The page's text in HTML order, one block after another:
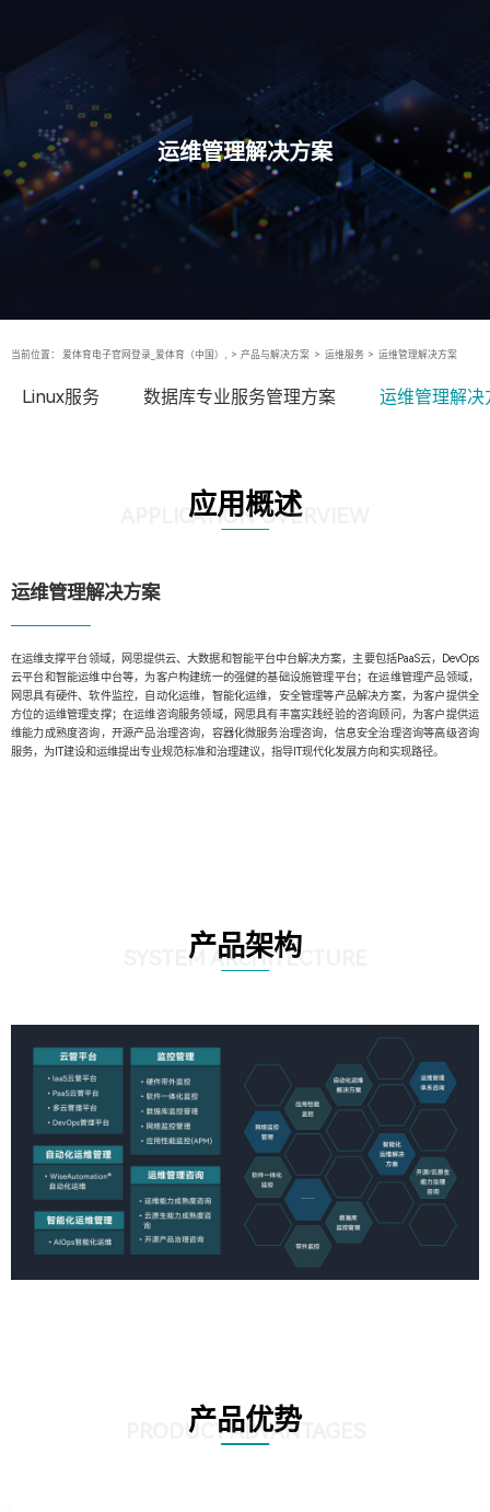
运维管理解决方案
当前位置： 爱体育电子官网登录_爱体育（中国）, > 产品与解决方案 > 运维服务 > 运维管理解决方案
Linux服务 数据库专业服务管理方案 运维管理解决
应用概述
APPLICATION OVERVIEW
运维管理解决方案
在运维支撑平台领域，网思提供云、大数据和智能平台中台解决方案，主要包括PaaS云，DevOps
云平台和智能运维中台等，为客户构建统一的强健的基础设施管理平台；在运维管理产品领域，
网思具有硬件、软件监控，自动化运维，智能化运维，安全管理等产品解决方案，为客户提供全
方位的运维管理支撑；在运维咨询服务领域，网思具有丰富实践经验的咨询顾问，为客户提供运
维能力成熟度咨询，开源产品治理咨询，容器化微服务治理咨询，信息安全治理咨询等高级咨询
服务，为IT建设和运维提出专业规范标准和治理建议，指导IT现代化发展方向和实现路径。
产品架构
SYSTEM ARCHITECTURE
产品优势
PRODUCT ADVANTAGES